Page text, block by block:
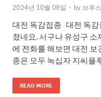
2024년 10월 08일 - by 브루
대전 독감접종 대전 독감
졌네요. 서구나 유성구 소
에 전화를 해보면 대전
종은 모두 녹십자 지씨플
READ MORE